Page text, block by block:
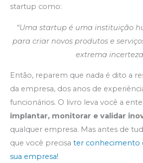
startup como:
“Uma startup é uma instituição
para criar novos produtos e
extrema
Então, reparem que nada é dito a
da empresa, dos anos de
funcionários. O livro leva você a
implantar, monitorar e validar
qualquer empresa. Mas antes de
que você precisa ter conhecimento
sua empresa!